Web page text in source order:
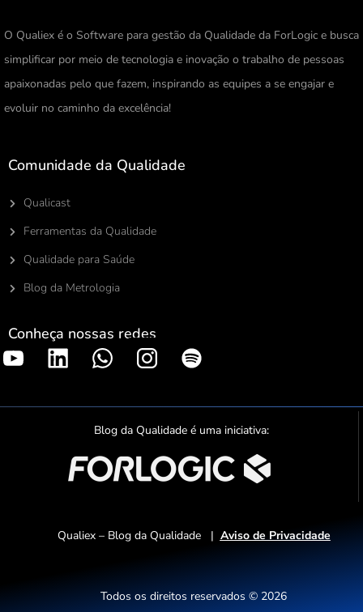
O Qualiex é o Software para gestão da Qualidade da ForLogic e busca
simplificar por meio de tecnologia e inovação o trabalho de pessoas
apaixonadas pelo que fazem, inspirando as equipes a se engajar e
evoluir no caminho da excelência!
Comunidade da Qualidade
Qualicast
Ferramentas da Qualidade
Qualidade para Saúde
Blog da Metrologia
Conheça nossas redes
S
o
t
i
f
y
Blog da Qualidade é uma iniciativa:
Qualiex – Blog da Qualidade | Aviso de Privacidade
Todos os direitos reservados © 2026